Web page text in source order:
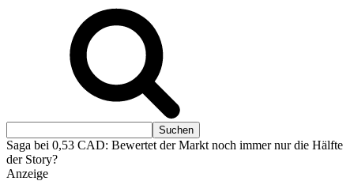
Saga bei 0,53 CAD: Bewertet der Markt noch immer nur die Hälfte
der Story?
Anzeige